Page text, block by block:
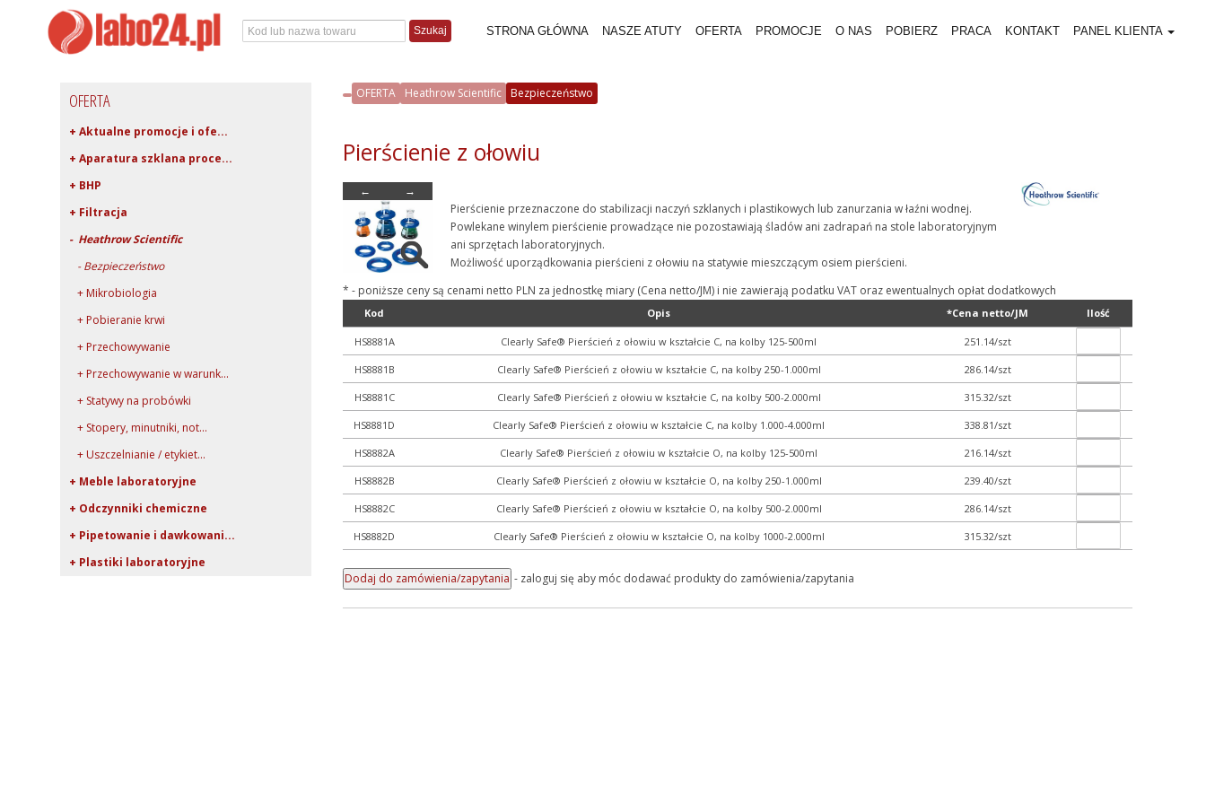
Szukaj STRONA GŁÓWNA NASZE ATUTY OFERTA PROMOCJE O NAS POBIERZ PRACA KONTAKT PANEL KLIENTA
OFERTA
+ Aktualne promocje i ofe...
+ Aparatura szklana proce...
+ BHP
+ Filtracja
- Heathrow Scientific
- Bezpieczeństwo
+ Mikrobiologia
+ Pobieranie krwi
+ Przechowywanie
+ Przechowywanie w warunk...
+ Statywy na probówki
+ Stopery, minutniki, not...
+ Uszczelnianie / etykiet...
+ Meble laboratoryjne
+ Odczynniki chemiczne
+ Pipetowanie i dawkowani...
+ Plastiki laboratoryjne
OFERTA Heathrow Scientific Bezpieczeństwo
Pierścienie z ołowiu
←
→
Pierścienie przeznaczone do stabilizacji naczyń szklanych i plastikowych lub zanurzania w łaźni wodnej.
Powlekane winylem pierścienie prowadzące nie pozostawiają śladów ani zadrapań na stole laboratoryjnym
ani sprzętach laboratoryjnych.
Możliwość uporządkowania pierścieni z ołowiu na statywie mieszczącym osiem pierścieni.
* - poniższe ceny są cenami netto PLN za jednostkę miary (Cena netto/JM) i nie zawierają podatku VAT oraz ewentualnych opłat dodatkowych
Kod Opis *Cena netto/JM Ilość
HS8881A Clearly Safe® Pierścień z ołowiu w kształcie C, na kolby 125-500ml 251.14/szt
HS8881B Clearly Safe® Pierścień z ołowiu w kształcie C, na kolby 250-1.000ml 286.14/szt
HS8881C Clearly Safe® Pierścień z ołowiu w kształcie C, na kolby 500-2.000ml 315.32/szt
HS8881D Clearly Safe® Pierścień z ołowiu w kształcie C, na kolby 1.000-4.000ml 338.81/szt
HS8882A Clearly Safe® Pierścień z ołowiu w kształcie O, na kolby 125-500ml 216.14/szt
HS8882B Clearly Safe® Pierścień z ołowiu w kształcie O, na kolby 250-1.000ml 239.40/szt
HS8882C Clearly Safe® Pierścień z ołowiu w kształcie O, na kolby 500-2.000ml 286.14/szt
HS8882D Clearly Safe® Pierścień z ołowiu w kształcie O, na kolby 1000-2.000ml 315.32/szt
- zaloguj się aby móc dodawać produkty do zamówienia/zapytania